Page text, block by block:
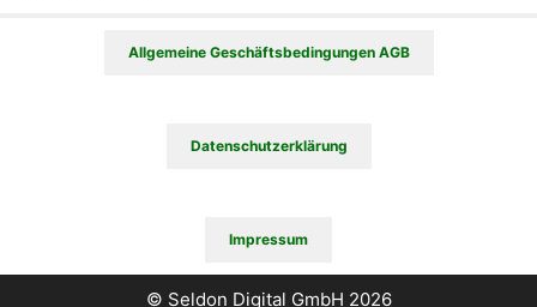
Allgemeine Geschäftsbedingungen AGB
Datenschutzerklärung
Impressum
© Seldon Digital GmbH 2026